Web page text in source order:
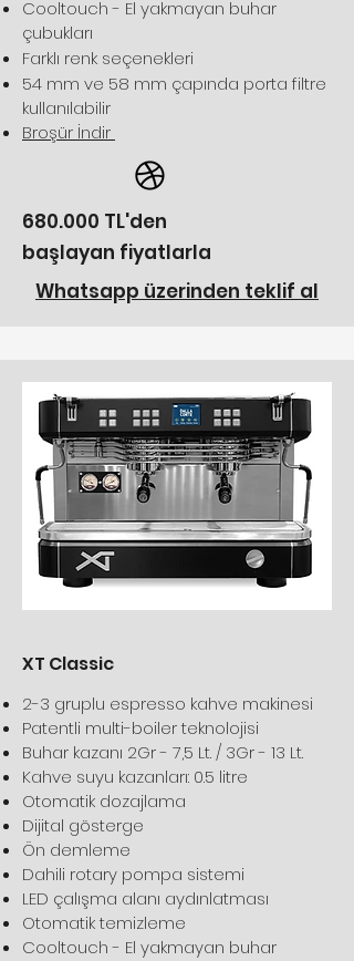
Cooltouch - El yakmayan buhar
çubukları
Farklı renk seçenekleri
​54 mm ve 58 mm çapında porta filtre
kullanılabilir
Broşür İndir
680.000 TL'den
başlayan fiyatlarla
Whatsapp üzerinden teklif al
XT Classic
2-3 gruplu espresso kahve makinesi
Patentli multi-boiler teknolojisi
Buhar kazanı 2Gr - 7,5 Lt. / 3Gr - 13 Lt.
Kahve suyu kazanları: 0.5 litre
Otomatik dozajlama
Dijital gösterge
Ön demleme
Dahili rotary pompa sistemi
LED çalışma alanı aydınlatması
Otomatik temizleme
Cooltouch - El yakmayan buhar